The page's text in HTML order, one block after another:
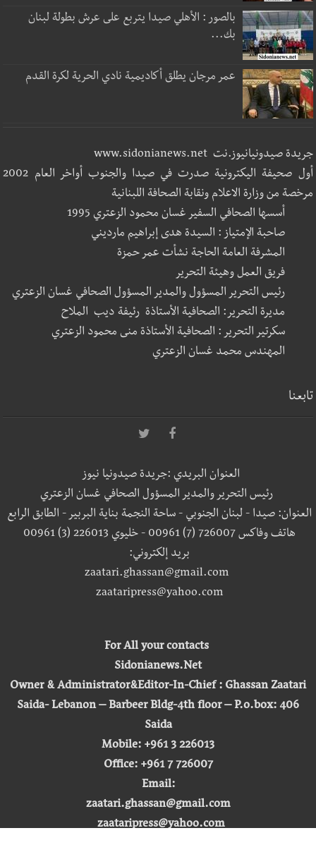
بالصور : الأهلي صيدا يتربع على عرش بطولة لبنان
بك...
عمر مرجان يطلق أكاديمية نادي الحرية لكرة القدم
جريدة صيدونيانيوز.نت www.sidonianews.net
أول صحيفة اليكترونية صدرت في صيدا والجنوب أواخر العام 2002
مرخصة من وزارة الاعلام ونقابة الصحافة اللبنانية
أسسها الصحافي السفير غسان محمود الزعتري 1995
صاحبة الإمتياز : السيدة هدى إبراهيم مارديني
المشرفة العامة الحاجة نشأت عمر حمزة
فريق العمل وهيئة التحرير
رئيس التحرير المسؤول والمدير المسؤول الصحافي غسان الزعتري
مديرة التحرير: الصحافية الأستاذة رئيفة ديب الملاح
سكرتير التحرير : الصحافية الأستاذة منى محمود الزعتري
المهندس محمد غسان الزعتري
تابعنا
العنوان البريدي :جريدة صيدونيا نيوز
رئيس التحرير والمدير المسؤول الصحافي غسان الزعتري
العنوان: صيدا - لبنان الجنوبي - ساحة النجمة بناية البربير - الطابق الرابع
هاتف وفاكس 726007 (7) 00961 - خليوي 226013 (3) 00961
بريد إلكتروني:
zaatari.ghassan@gmail.com
zaataripress@yahoo.com
For All your contacts
Sidonianews.Net
Owner & Administrator&Editor-In-Chief : Ghassan Zaatari
Saida- Lebanon – Barbeer Bldg-4th floor – P.o.box: 406
Saida
Mobile: +961 3 226013
Office: +961 7 726007
Email:
zaatari.ghassan@gmail.com
zaataripress@yahoo.com